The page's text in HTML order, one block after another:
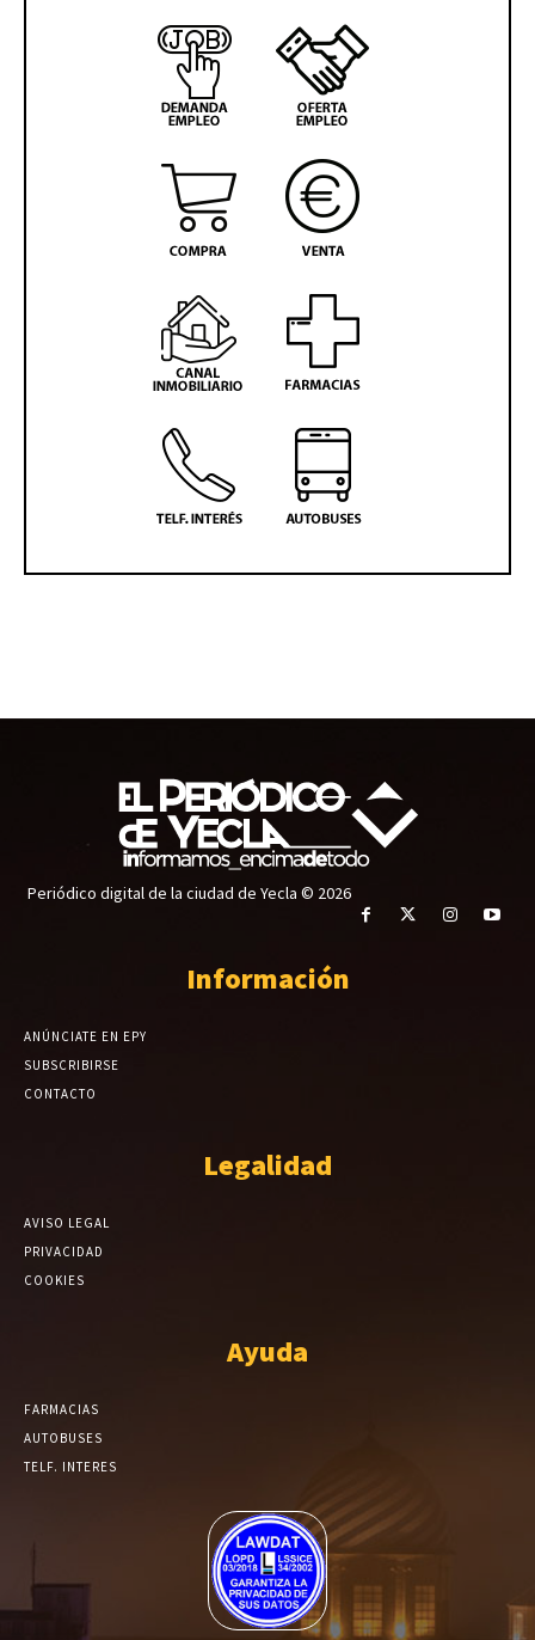
Periódico digital de la ciudad de Yecla © 2026
Información
ANÚNCIATE EN EPY
SUBSCRIBIRSE
CONTACTO
Legalidad
AVISO LEGAL
PRIVACIDAD
COOKIES
Ayuda
FARMACIAS
AUTOBUSES
TELF. INTERES